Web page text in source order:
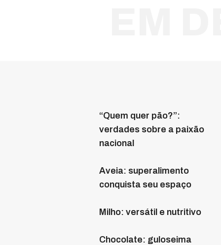
EM
“Quem quer pão?”:
verdades sobre a paixão
nacional
Aveia: superalimento
conquista seu espaço
Milho: versátil e nutritivo
Chocolate: guloseima